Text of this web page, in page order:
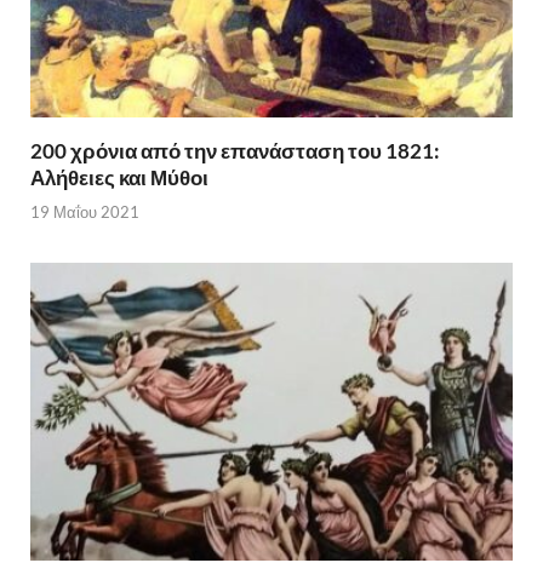
200 χρόνια από την επανάσταση του 1821:
Αλήθειες και Μύθοι
19 Μαΐου 2021